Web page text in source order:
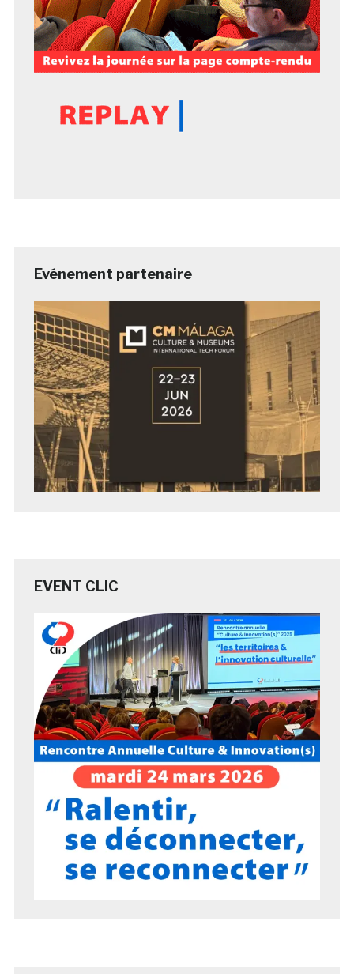
Evénement partenaire
EVENT CLIC